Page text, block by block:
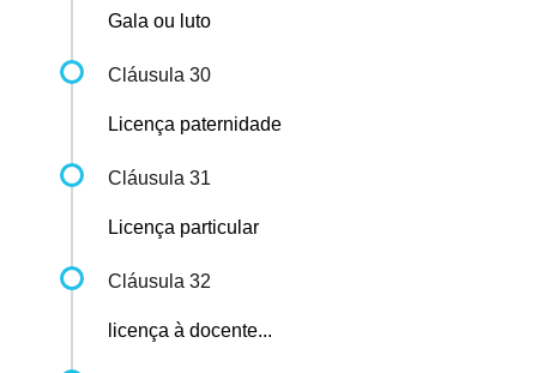
Gala ou luto
Cláusula 30
Licença paternidade
Cláusula 31
Licença particular
Cláusula 32
licença à docente...